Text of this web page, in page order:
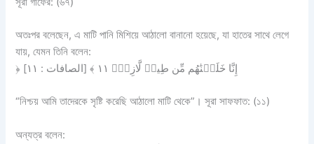
অতঃপর বলেছেন, এ মাটি পানি মিশিয়ে আঠালো বানানো হয়েছে, যা হাতের সাথে লেগে
যায়, যেমন তিনি বলেন:
﴿ إِنَّا خَلَقۡنَٰهُم مِّن طِينٖ لَّازِبِۢ ١١ ﴾ [الصافات : ١١]
“নিশ্চয় আমি তাদেরকে সৃষ্টি করেছি আঠালো মাটি থেকে”। সূরা সাফফাত: (১১)
অন্যত্র বলেন: